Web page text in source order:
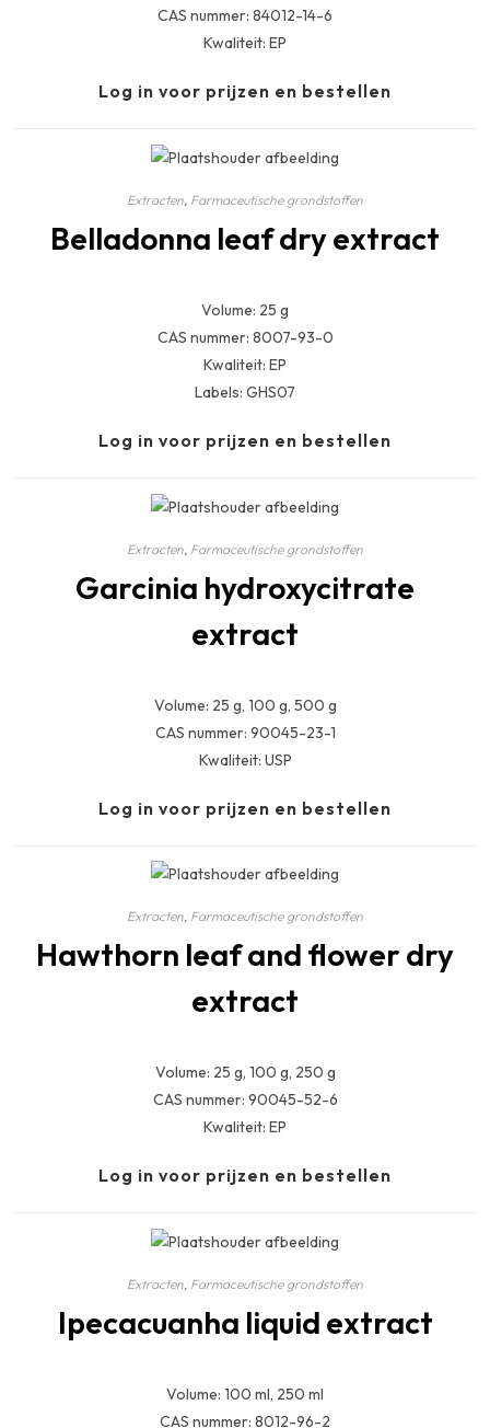
CAS nummer: 84012-14-6
Kwaliteit: EP
Log in voor prijzen en bestellen
Extracten Farmaceutische grondstoffen
Belladonna leaf dry extract
Volume: 25 g
CAS nummer: 8007-93-0
Kwaliteit: EP
Labels: GHS07
Log in voor prijzen en bestellen
Extracten Farmaceutische grondstoffen
Garcinia hydroxycitrate
extract
Volume: 25 g, 100 g, 500 g
CAS nummer: 90045-23-1
Kwaliteit: USP
Log in voor prijzen en bestellen
Extracten, Farmaceutische grondstoffen
Hawthorn leaf and flower dry
extract
Volume: 25 g, 100 g, 250 g
CAS nummer: 90045-52-6
Kwaliteit: EP
Log in voor prijzen en bestellen
Extracten Farmaceutische grondstoffen
Ipecacuanha liquid extract
Volume: 100 ml, 250 ml
CAS nummer: 8012-96-2